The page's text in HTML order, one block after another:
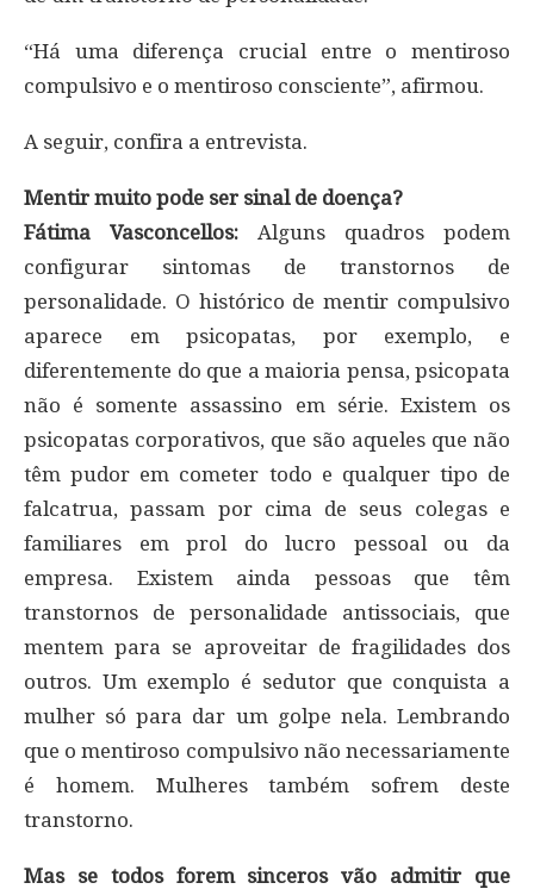
“Há uma diferença crucial entre o mentiroso
compulsivo e o mentiroso consciente”, afirmou.
A seguir, confira a entrevista.
Mentir muito pode ser sinal de doença?
Fátima Vasconcellos: Alguns quadros podem
configurar sintomas de transtornos de
personalidade. O histórico de mentir compulsivo
aparece em psicopatas, por exemplo, e
diferentemente do que a maioria pensa, psicopata
não é somente assassino em série. Existem os
psicopatas corporativos, que são aqueles que não
têm pudor em cometer todo e qualquer tipo de
falcatrua, passam por cima de seus colegas e
familiares em prol do lucro pessoal ou da
empresa. Existem ainda pessoas que têm
transtornos de personalidade antissociais, que
mentem para se aproveitar de fragilidades dos
outros. Um exemplo é sedutor que conquista a
mulher só para dar um golpe nela. Lembrando
que o mentiroso compulsivo não necessariamente
é homem. Mulheres também sofrem deste
transtorno.
Mas se todos forem sinceros vão admitir que